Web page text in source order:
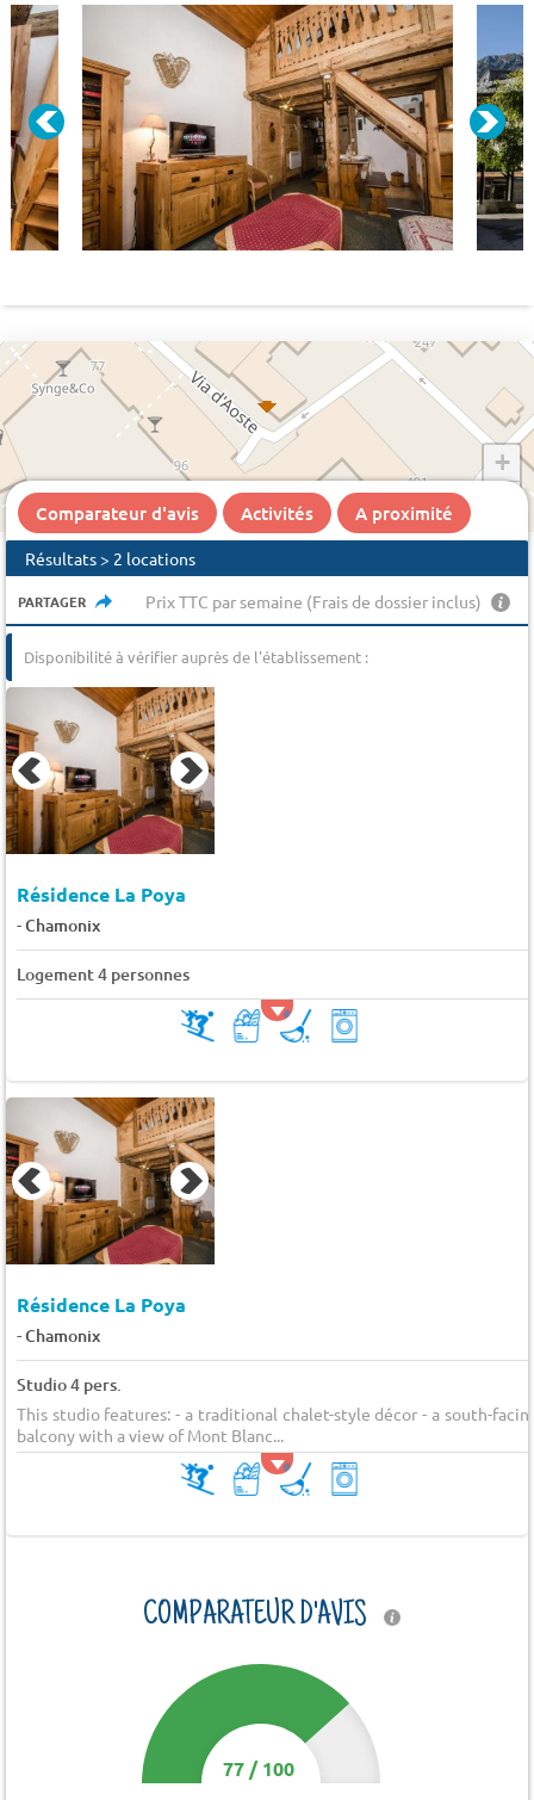
+
Comparateur d'avis Activités A proximité
Résultats > 2 locations
PARTAGER Prix TTC par semaine (Frais de dossier inclus)
Disponibilité à vérifier auprès de l'établissement :
Résidence La Poya
-Chamonix
Logement 4 personnes
Résidence La Poya
-Chamonix
Studio 4 pers.
This studio features: - a traditional chalet-style décor - a south-
balcony with a view of Mont Blanc...
COMPARATEUR D'AVIS
77/100